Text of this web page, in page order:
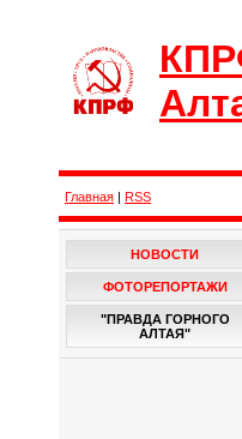
Главная | RSS
НОВОСТИ
ФОТОРЕПОРТАЖИ
"ПРАВДА ГОРНОГО
АЛТАЯ"